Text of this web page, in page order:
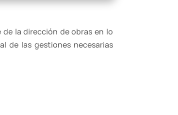
la dirección de obras en lo
de las gestiones necesarias